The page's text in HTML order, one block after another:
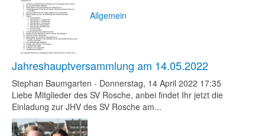
Allgemein
Jahreshauptversammlung am 14.05.2022
Stephan Baumgarten - Donnerstag, 14 April 2022 17:35
Liebe Mitglieder des SV Rosche, anbei findet Ihr jetzt die
Einladung zur JHV des SV Rosche am...